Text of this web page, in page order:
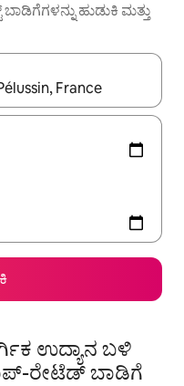
ಹುಡುಕಿ ಮತ್ತು
ಡೌನ್ ಬಾಣದ ಕೀಲಿಗಳೊಂದಿಗೆ
ಉದ್ಯಾನ ಬಳಿ
ರೇಟೆಡ್ ಬಾಡಿಗೆ